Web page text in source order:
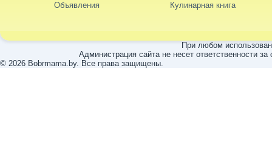
Объявления
Кулинарная книга
При любом
Администрация сайта не несет ответственности
© 2026 Bobrmama.by. Все права защищены.